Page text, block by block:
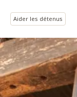
Aider les détenus